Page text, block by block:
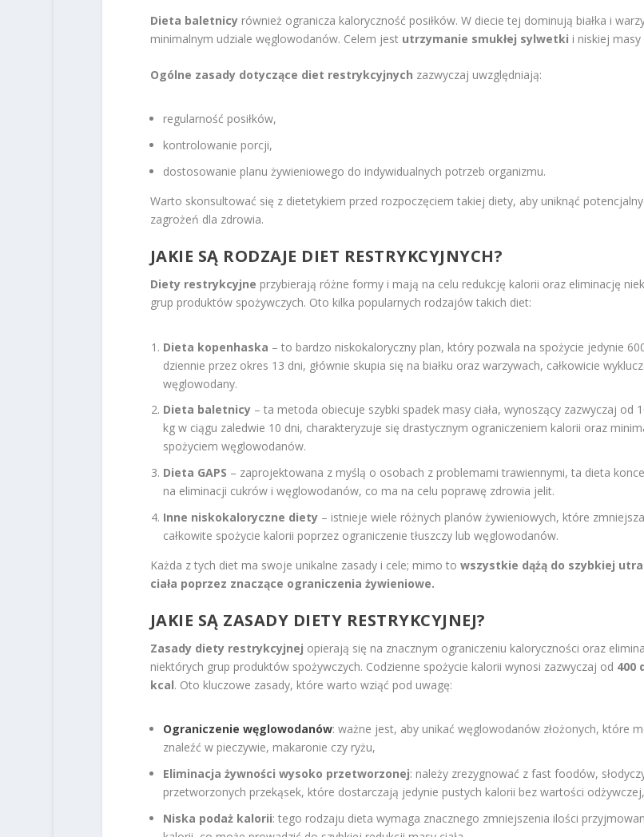
Dieta baletnicyrównież ogranicza kaloryczność posiłków. W diecie tej dominują białka i
minimalnym udziale węglowodanów. Celem jest utrzymanie smukłej sylwetki i niskiej masy
Ogólne zasady dotyczące diet restrykcyjnych zazwyczaj uwzględniają:
regularność posiłków,
kontrolowanie porcji,
dostosowanie planu żywieniowego do indywidualnych potrzeb organizmu.
Warto skonsultować się z dietetykiem przed rozpoczęciem takiej diety, aby uniknąć
zagrożeń dla zdrowia.
JAKIE SĄ RODZAJE DIET RESTRYKCYJNYCH?
Diety restrykcyjne przybierają różne formy i mają na celu redukcję kalorii oraz eliminację
grup produktów spożywczych. Oto kilka popularnych rodzajów takich diet:
Dieta kopenhaska – to bardzo niskokaloryczny plan, który pozwala na spożycie jedynie
dziennie przez okres 13 dni, głównie skupia się na białku oraz warzywach, całkowicie
węglowodany.
Dieta baletnicy– ta metoda obiecuje szybki spadek masy ciała, wynoszący zazwyczaj od
kg w ciągu zaledwie 10 dni, charakteryzuje się drastycznym ograniczeniem kalorii oraz
spożyciem węglowodanów.
Dieta GAPS – zaprojektowana z myślą o osobach z problemami trawiennymi, ta dieta
na eliminacji cukrów i węglowodanów, co ma na celu poprawę zdrowia jelit.
Inne niskokaloryczne diety– istnieje wiele różnych planów żywieniowych, które
całkowite spożycie kalorii poprzez ograniczenie tłuszczy lub węglowodanów.
Każda z tych diet ma swoje unikalne zasady i cele; mimo to wszystkie dążą do szybkiej
ciała poprzez znaczące ograniczenia żywieniowe.
JAKIE SĄ ZASADY DIETY RESTRYKCYJNEJ?
Zasady diety restrykcyjnej opierają się na znacznym ograniczeniu kaloryczności oraz
niektórych grup produktów spożywczych. Codzienne spożycie kalorii wynosi zazwyczaj od 400
kcal. Oto kluczowe zasady, które warto wziąć pod uwagę:
Ograniczenie węglowodanów: ważne jest, aby unikać węglowodanów złożonych, które
znaleźć w pieczywie, makaronie czy ryżu,
Eliminacja żywności wysoko przetworzonej: należy zrezygnować z fast foodów,
przetworzonych przekąsek, które dostarczają jedynie pustych kalorii bez wartości odżywczej,
Niska podaż kalorii: tego rodzaju dieta wymaga znacznego zmniejszenia ilości